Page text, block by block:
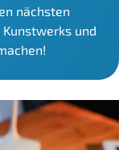
nächsten
und